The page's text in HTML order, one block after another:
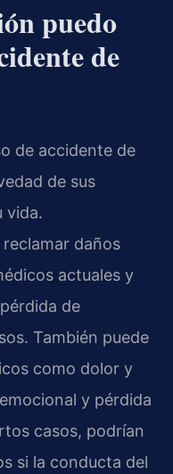
puedo
de
de accidente de
de sus
vida.
daños
actuales y
de
También puede
como dolor y
y pérdida
casos, podrían
si la conducta del